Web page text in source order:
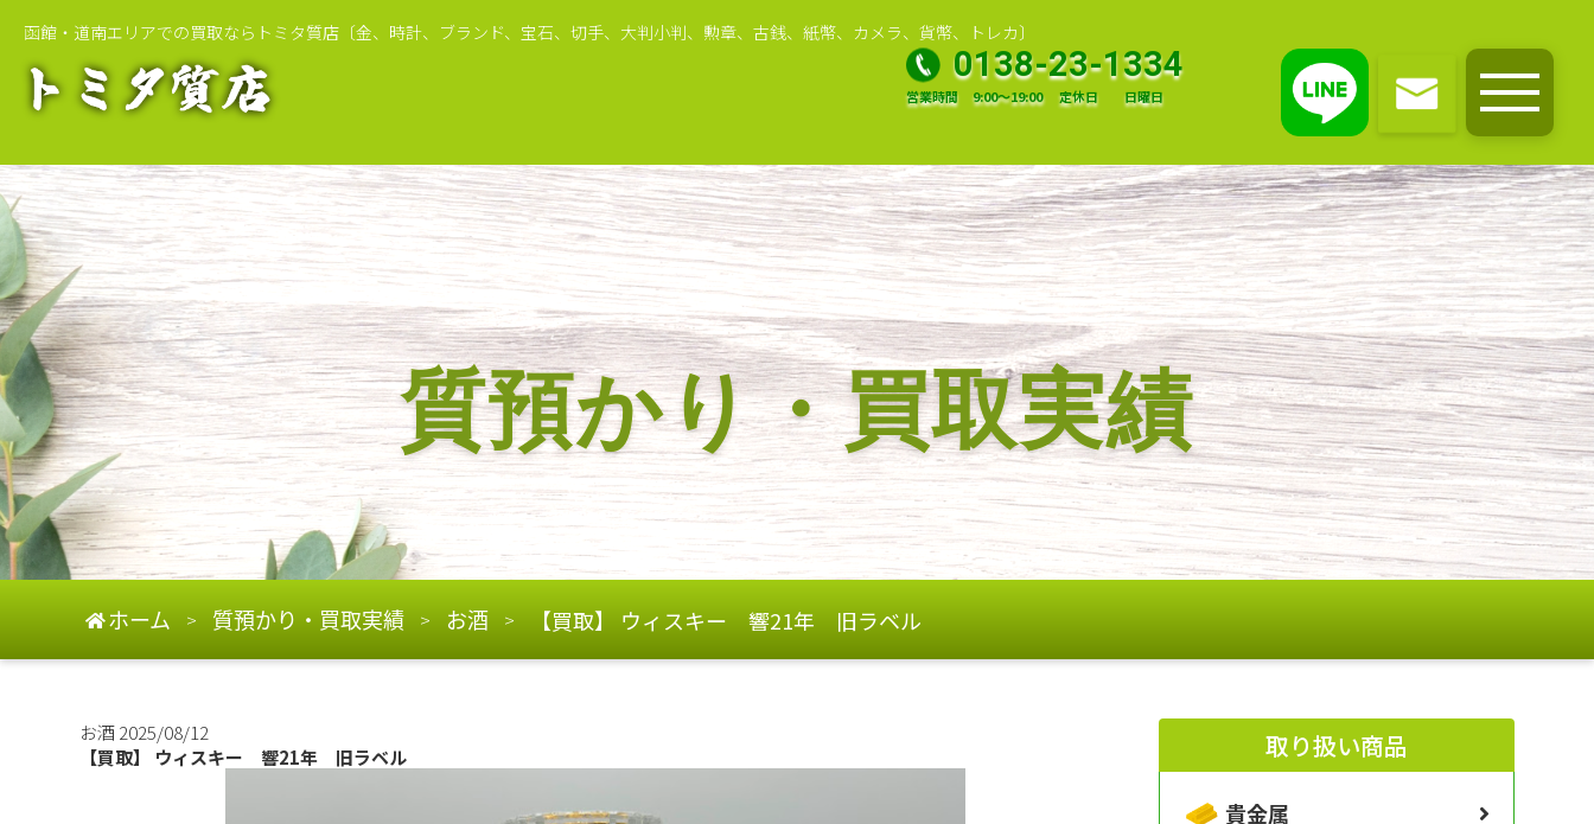
函館・道南エリアでの買取ならトミタ質店 〔金、時計、ブランド、宝石、切手、大判小判、勲章、古銭、紙幣、カメラ、貨幣、トレカ〕
0138-23-1334
営業時間 9:00～19:00 定休日 日曜日 メニュー
質預かり・買取実績
ホーム > 質預かり・買取実績 > お酒 > 【買取】 ウィスキー 響21年 旧ラベル
お酒2025/08/12
【買取】 ウィスキー 響21年 旧ラベル
取り扱い商品
貴金属